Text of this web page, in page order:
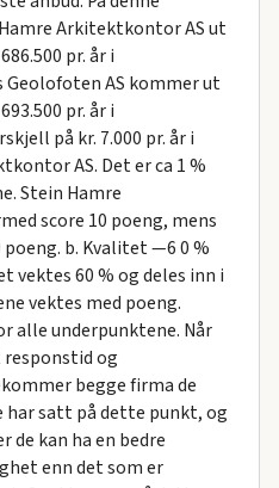
Arkitektkontor AS ut
pr. år i
AS kommer ut
pr. år i
på kr. 7.000 pr. år i
AS. Det er ca 1 %
Stein Hamre
score 10 poeng, mens
b. Kvalitet —6 0 %
60 % og deles inn i
vektes med poeng.
alle underpunktene. Når
og
begge firma de
har satt på dette punkt, og
de kan ha en bedre
enn det som er